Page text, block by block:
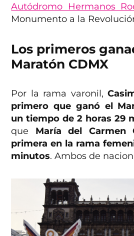
Autódromo Hermanos
Monumento a la
Los primeros
Maratón CDMX
Por la rama varonil,
primero que ganó el
un tiempo de 2 horas 29
que María del Carmen
primera en la rama
minutos. Ambos de